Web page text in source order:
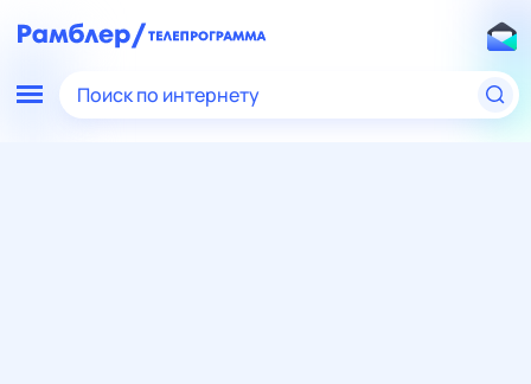
Поиск по интернету